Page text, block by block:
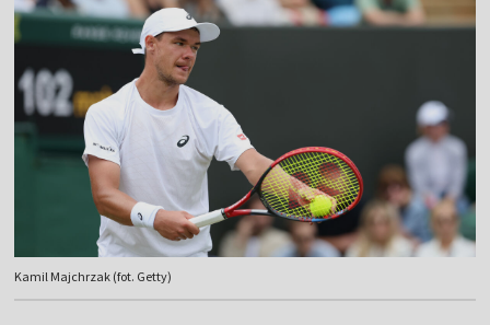
Kamil Majchrzak (fot. Getty)